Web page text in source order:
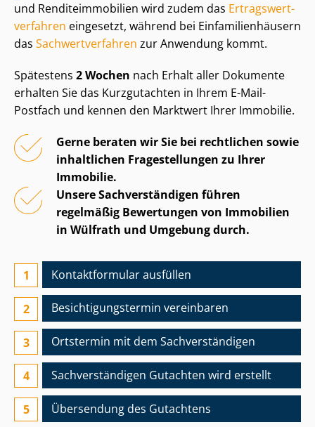
und Ren­di­teim­mo­bi­li­en wird zudem das Er­trags­wert­
ver­fah­ren eingesetzt, während bei Ein­fa­mi­li­en­häu­sern
das Sach­wert­ver­fah­ren zur Anwendung kommt.
Spätestens 2 Wochen nach Erhalt aller Dokumente
erhalten Sie das Kurzgutachten in Ihrem E-Mail-
Postfach und kennen den Marktwert Ihrer Immobilie.
Gerne beraten wir Sie bei rechtlichen sowie
inhaltlichen Fragestellungen zu Ihrer
Immobilie.
Unsere Sach­ver­stän­di­gen führen
regelmäßig Bewertungen von Immobilien
in Wülfrath und Umgebung durch.
Kontaktformular ausfüllen
Besichtigungs­termin vereinbaren
Ortstermin mit dem Sach­ver­stän­di­gen
Sach­ver­stän­di­gen Gutachten wird erstellt
Übersendung des Gutachtens